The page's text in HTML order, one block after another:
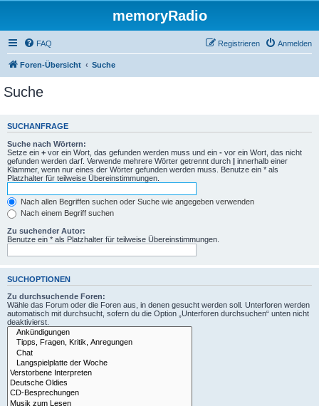
memoryRadio
FAQ Anmelden
Registrieren
Foren-Übersicht Suche
Suche
SUCHANFRAGE
Suche nach Wörtern:
Setze ein + vor ein Wort, das gefunden werden muss und ein - vor ein Wort, das nicht
gefunden werden darf. Verwende mehrere Wörter getrennt durch | innerhalb einer
Klammer, wenn nur eines der Wörter gefunden werden muss. Benutze ein * als
Platzhalter für teilweise Übereinstimmungen.
Nach allen Begriffen suchen oder Suche wie angegeben verwenden
Nach einem Begriff suchen
Zu suchender Autor:
Benutze ein * als Platzhalter für teilweise Übereinstimmungen.
SUCHOPTIONEN
Zu durchsuchende Foren:
Wähle das Forum oder die Foren aus, in denen gesucht werden soll. Unterforen werden
automatisch mit durchsucht, sofern du die Option „Unterforen durchsuchen“ unten nicht
deaktivierst.